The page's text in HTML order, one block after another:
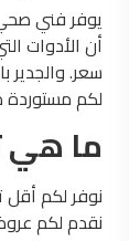
يوفر فني صحي
أن الأدوات
سعر. والجدير
لكم مستوردة
ما هي
نوفر لكم أقل
نقدم لكم